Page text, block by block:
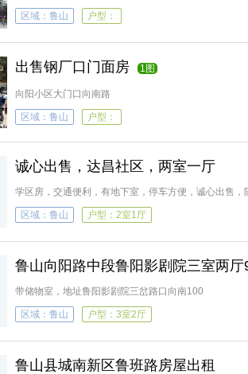
发展。独特的建筑设计风格+文旅商业的完美融合，专
区域：鲁山 户型：
出售钢厂口门面房 1图
向阳小区大门口向南路
区域：鲁山 户型：
诚心出售，达昌社区，两室一厅
学区房，交通便利，有地下室，停车方便，诚心出售，
区域：鲁山 户型：2室1厅
鲁山向阳路中段鲁阳影剧院三室两厅
带储物室，地址鲁阳影剧院三岔路口向南100
区域：鲁山 户型：3室2厅
鲁山县城南新区鲁班路房屋出租